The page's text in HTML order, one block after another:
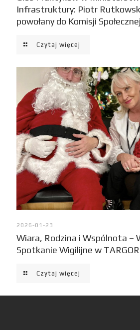
Infrastruktury: Piotr
powołany do Komisji Społecznej
Czytaj więcej
2026-01-23
Wiara, Rodzina i Wspólnota –
Spotkanie Wigilijne w
Czytaj więcej